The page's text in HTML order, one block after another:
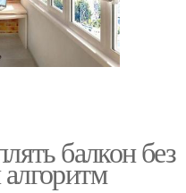
балкон без